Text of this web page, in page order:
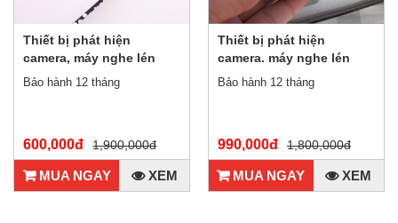
Thiết bị phát hiện
camera, máy nghe lén
GF-68
Bảo hành 12 tháng
600,000đ 1,900,000đ
MUA NGAY XEM
Thiết bị phát hiện
camera. máy nghe lén
cx007
Bảo hành 12 tháng
990,000đ 1,800,000đ
MUA NGAY XEM